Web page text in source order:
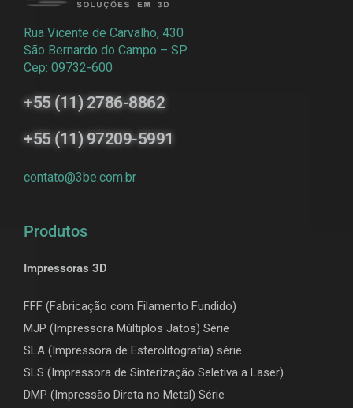
Rua Vicente de Carvalho, 430
São Bernardo do Campo – SP
Cep: 09732-600
+55 (11) 2786-8862
+55 (11) 97209-5991
contato@3be.com.br
Produtos
Impressoras 3D
FFF (Fabricação com Filamento Fundido)
MJP (Impressora Múltiplos Jatos) Série
SLA (Impressora de Esterolitografia) série
SLS (Impressora de Sinterização Seletiva a Laser)
DMP (Impressão Direta no Metal) Série